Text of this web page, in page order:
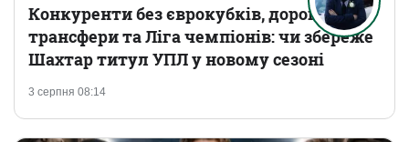
3 серпня 08:14
Конкуренти без єврокубків, дорогі
трансфери та Ліга чемпіонів: чи збереже
Шахтар титул УПЛ у новому сезоні